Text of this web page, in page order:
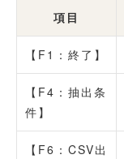
項目
【F1：終了】
【F4：抽出条
件】
【F6：CSV出